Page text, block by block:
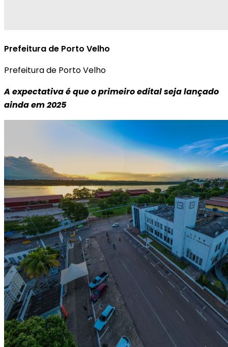
Prefeitura de Porto Velho
Prefeitura de Porto Velho
A expectativa é que o primeiro edital seja lançado
ainda em 2025